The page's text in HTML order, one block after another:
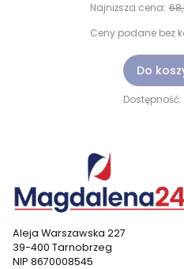
Najniższa cena:
Ceny podane bez
Do
Dostępność:
Aleja Warszawska 227
39-400 Tarnobrzeg
NIP 8670008545